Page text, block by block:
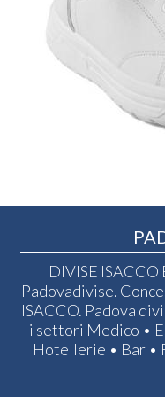
DIVISE ISACCO
Padovadivise.
ISACCO. Padova
i settori Medico •
Hotellerie • Bar •